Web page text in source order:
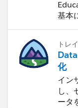
理
基本
トレ
化
イン
し、
ータ